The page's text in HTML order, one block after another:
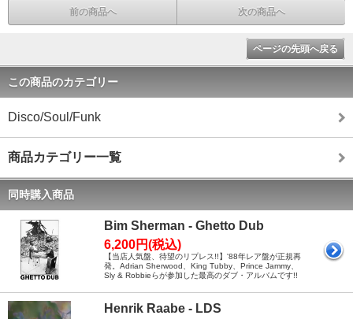
前の商品へ 次の商品へ
ページの先頭へ戻る
この商品のカテゴリー
Disco/Soul/Funk
商品カテゴリー一覧
同時購入商品
Bim Sherman - Ghetto Dub
6,200円(税込)
【当店人気盤、待望のリプレス!!】'88年レア盤が正規再
発。Adrian Sherwood、King Tubby、Prince Jammy、
Sly & Robbieらが参加した最高のダブ・アルバムです!!
Henrik Raabe - LDS